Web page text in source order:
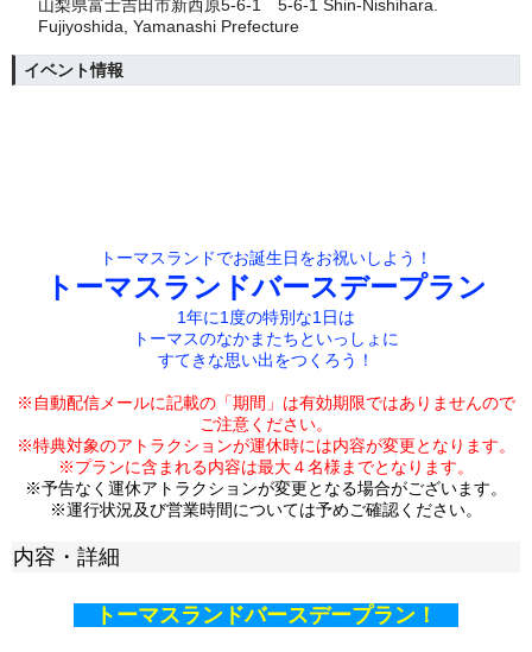
山梨県富士吉田市新西原5-6-1 5-6-1 Shin-Nishihara.
Fujiyoshida, Yamanashi Prefecture
イベント情報
トーマスランドでお誕生日をお祝いしよう！
トーマスランドバースデープラン
1年に1度の特別な1日は
トーマスのなかまたちといっしょに
すてきな思い出をつくろう！
※自動配信メールに記載の「期間」は有効期限ではありませんので
ご注意ください。
※特典対象のアトラクションが運休時には内容が変更となります。
※プランに含まれる内容は最大４名様までとなります。
※予告なく運休アトラクションが変更となる場合がございます。
※運行状況及び営業時間については予めご確認ください。
内容・詳細
トーマスランドバースデープラン！